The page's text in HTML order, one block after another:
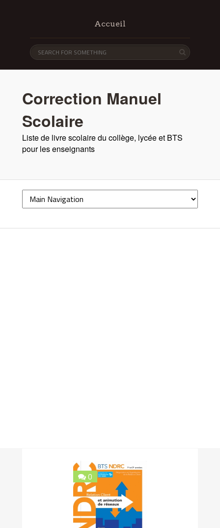
Accueil
Correction Manuel
Scolaire
Liste de livre scolaire du collège, lycée et BTS
pour les enseignants
0